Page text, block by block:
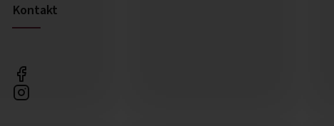
Kontakt